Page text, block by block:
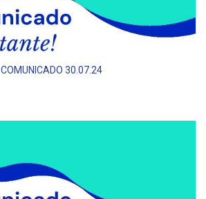
COMUNICADO 30.07.24